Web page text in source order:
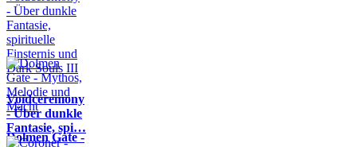
Voidceremony
- Über dunkle
Fantasie, spi…
Dolmen Gate -